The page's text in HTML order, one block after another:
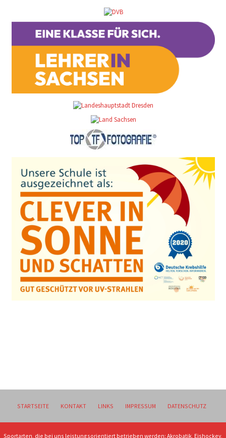
STARTSEITE KONTAKT LINKS IMPRESSUM DATENSCHUTZ
Sportarten, die bei uns leistungsorientiert betrieben werden: Akrobatik, Eishockey,